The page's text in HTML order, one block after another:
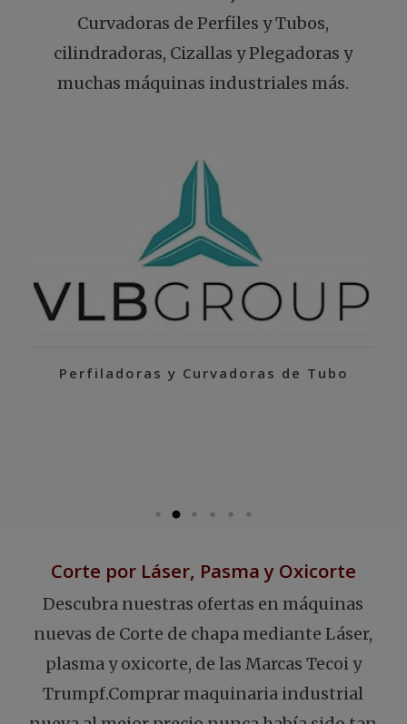
Curvadoras de Perfiles y Tubos,
cilindradoras, Cizallas y Plegadoras y
muchas máquinas industriales más.
Perfiladoras y Curvadoras de Tubo
Corte por Láser, Pasma y Oxicorte
Descubra nuestras ofertas en máquinas
nuevas de Corte de chapa mediante Láser,
plasma y oxicorte, de las Marcas Tecoi y
Trumpf.Comprar maquinaria industrial